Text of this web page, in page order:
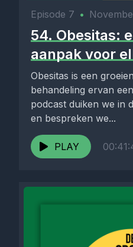
Episode 7 •
54. Obesitas:
aanpak voor
Obesitas is een
behandeling ervan
podcast duiken we in
en bespreken we...
PLAY